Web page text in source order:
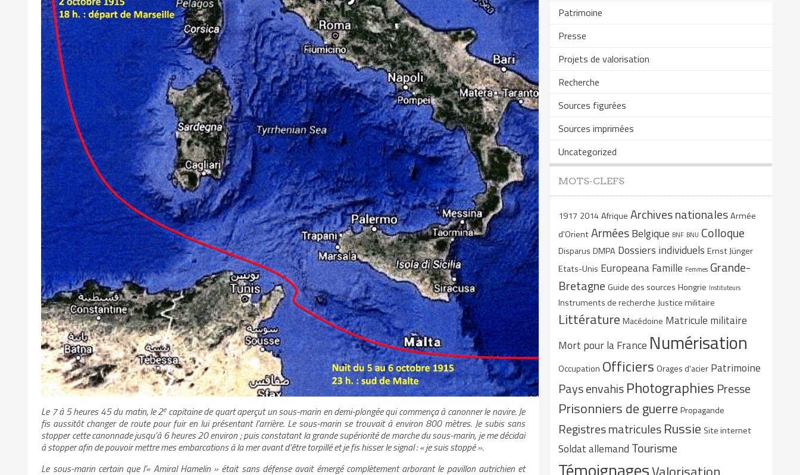
Le 7 à 5 heures 45 du matin, le 2ecapitaine de quart aperçut un sous-marin en demi-plongée qui commença à canonner le navire. Je
fis aussitôt changer de route pour fuir en lui présentant l’arrière. Le sous-marin se trouvait à environ 800 mètres. Je subis sans
stopper cette canonnade jusqu’à 6 heures 20 environ ; puis constatant la grande supériorité de marche du sous-marin, je me décidai
à stopper afin de pouvoir mettre mes embarcations à la mer avant d’être torpillé et je fis hisser le signal : « je suis stoppé ».
Le sous-marin certain que l’« Amiral Hamelin » était sans défense avait émergé complètement arborant le pavillon autrichien et
Patrimoine
Presse
Projets de valorisation
Recherche
Sources figurées
Sources imprimées
Uncategorized
MOTS-CLEFS
1917 2014Afrique Archives nationalesArmée
d'OrientArméesBelgique BNF BNU Colloque
Disparus DMPA Dossiers individuels Ernst Jünger
Etats-Unis EuropeanaFamille Femmes Grande-
Bretagne Guide des sources Hongrie Instituteurs
Instruments de recherche Justice militaire
Littérature Macédoine Matricule militaire
Mort pour la France Numérisation
Occupation Officiers Orages d'acier Patrimoine
Pays envahisPhotographies Presse
Prisonniers de guerre Propagande
Registres matriculesRussie Site internet
Soldat allemand Tourisme